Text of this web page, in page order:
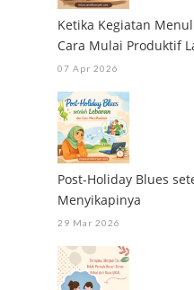
Ketika Kegiatan
Cara Mulai Produktif
07 Apr 2026
Post-Holiday Blues
Menyikapinya
29 Mar 2026